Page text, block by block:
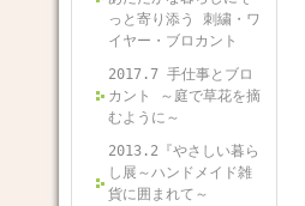
っと寄り添う 刺繍・ワ
イヤー・ブロカント
2017.7 手仕事とブロ
カント ～庭で草花を摘
むように～
2013.2『やさしい暮ら
し展～ハンドメイド雑
貨に囲まれて～